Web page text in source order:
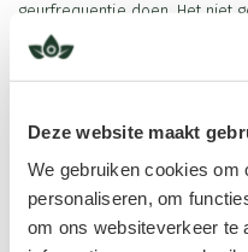
Deze website maakt
We gebruiken cookies om
personaliseren, om
om ons websiteverkeer te
geurfrequentie doen. Het niet
verhaal. Je werkt met een
deze spray het werk doet, of
Krijg je de indruk dat je kind
goed in zijn of haar lichaam
niet in slaap kunnen vallen.
kind. Je kind gaat zeker
Lees meer